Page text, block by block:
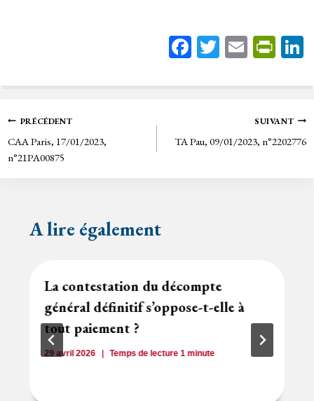
Fa
bo
T
tt
E
ail
Pr
tF
rie
n
Navigation
de
PRÉCÉDENT
CAA Paris, 17/01/2023,
n°21PA00875
SUIVANT
TA Pau, 09/01/2023, n°2202776
A lire également
La contestation du décompte
général définitif s’oppose-t-elle à
tout paiement ?
29 avril 2026 Temps de lecture 1minute